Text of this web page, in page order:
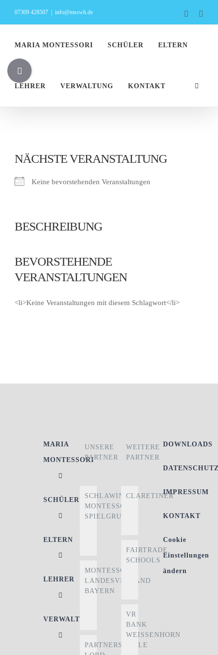
Inhalt
07309 428507 info@msswh.de Facebook
MARIA MONTESSORI SCHÜLER ELTERN
LEHRER VERWALTUNG KONTAKT
NÄCHSTE VERANSTALTUNG
Keine bevorstehenden Veranstaltungen
BESCHREIBUNG
BEVORSTEHENDE
VERANSTALTUNGEN
<li>Keine Veranstaltungen mit diesem Schlagwort</li>
MARIA
MONTESSORI
SCHÜLER
ELTERN
LEHRER
VERWALTUNG
UNSERE
PARTNER
SCHLAWINER
MONTESSORI-
SPIELGRUPPE
MONTESSORI
LANDESVERBAND
BAYERN
PARTNERSCHULE
WEITERE
PARTNER
CLARETINER
FAIRTRADE
SCHOOLS
VR
BANK
WEISSENHORN
DOWNLOADS
IMPRESSUM
KONTAKT
Cookie
Einstellungen
ändern
Toggle
Sliding